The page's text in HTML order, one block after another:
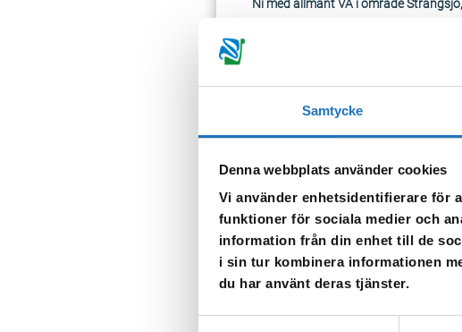
Samtycke
Denna webbplats använder cookies
Vi använder enhetsidentifierare för
funktioner för sociala medier och
information från din enhet till de
i sin tur kombinera informationen
du har använt deras tjänster.
Ni med allmänt VA i område
TILLBAKA